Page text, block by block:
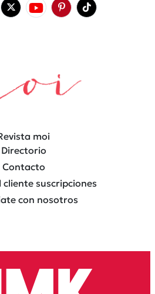
moi
Directorio
Contacto
suscripciones
con nosotros